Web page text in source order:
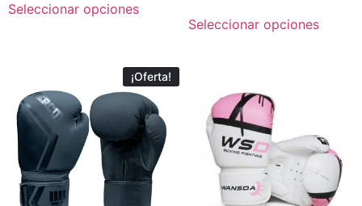
Seleccionar opciones
Seleccionar opciones
¡Oferta!